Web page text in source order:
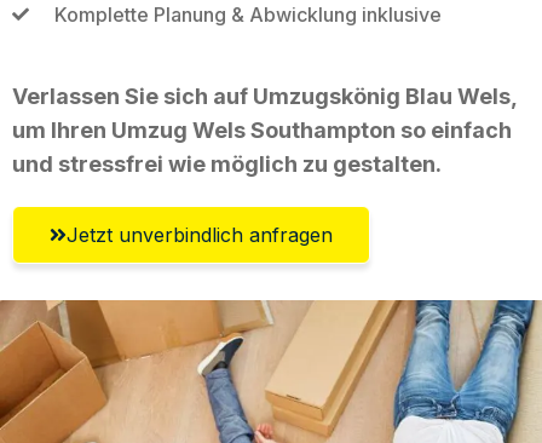
Komplette Planung & Abwicklung inklusive
Verlassen Sie sich auf Umzugskönig Blau Wels,
um Ihren Umzug Wels Southampton so einfach
und stressfrei wie möglich zu gestalten.
Jetzt unverbindlich anfragen